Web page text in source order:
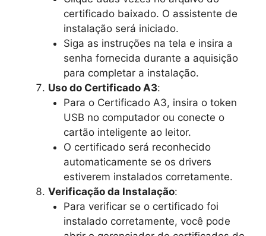
certificado baixado. O assistente de
instalação será iniciado.
Siga as instruções na tela e insira a
senha fornecida durante a aquisição
para completar a instalação.
Uso do Certificado A3:
Para o Certificado A3, insira o token
USB no computador ou conecte o
cartão inteligente ao leitor.
O certificado será reconhecido
automaticamente se os drivers
estiverem instalados corretamente.
Verificação da Instalação:
Para verificar se o certificado foi
instalado corretamente, você pode